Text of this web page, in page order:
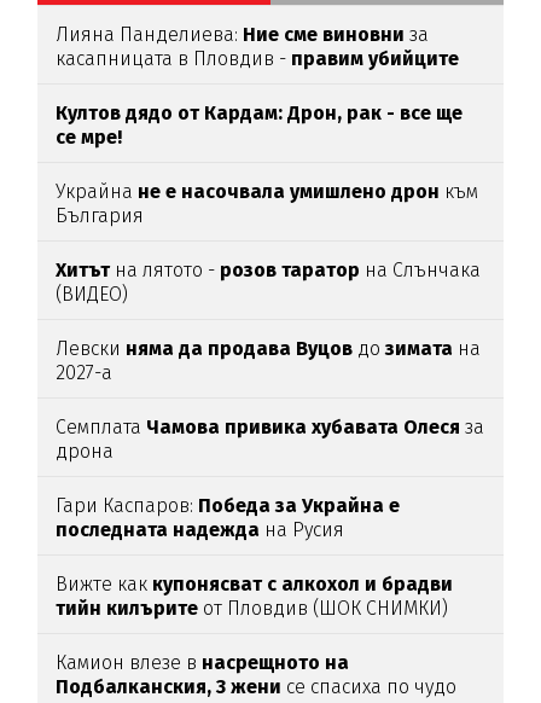
Лияна Панделиева: Ние сме виновниза
касапницата в Пловдив - правим убийците
Култов дядо от Кардам: Дрон, рак - все ще
се мре!
Украйна не е насочвала умишлено дрон към
България
Хитътна лятото - розов таратор на Слънчака
(ВИДЕО)
Левски няма да продава Вуцов дозимата на
2027-а
Семплата Чамова привика хубавата Олеся за
дрона
Гари Каспаров: Победа за Украйна е
последната надежда на Русия
Вижте как купонясват с алкохол и брадви
тийн килърите от Пловдив (ШОК СНИМКИ)
Камион влезе в насрещното на
Подбалканския, 3 жени се спасиха по чудо